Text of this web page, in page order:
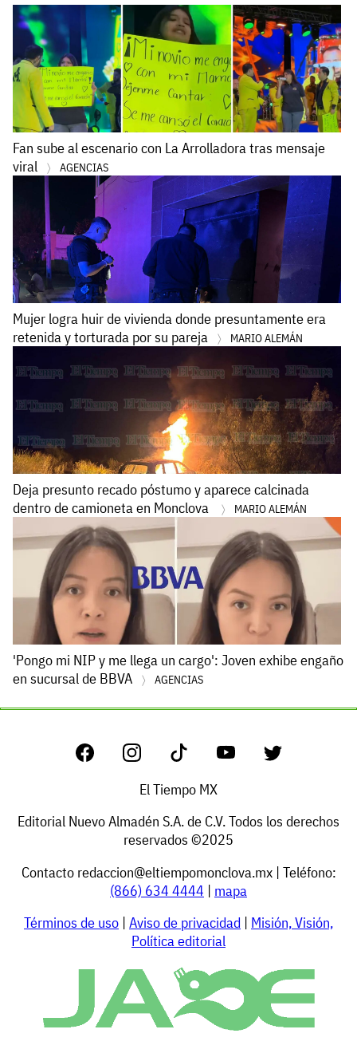
Fan sube al escenario con La Arrolladora tras mensaje
viral
AGENCIAS
Mujer logra huir de vivienda donde presuntamente era
retenida y torturada por su pareja
MARIO ALEMÁN
Deja presunto recado póstumo y aparece calcinada
dentro de camioneta en Monclova
MARIO ALEMÁN
'Pongo mi NIP y me llega un cargo': Joven exhibe engaño
en sucursal de BBVA
AGENCIAS
El Tiempo MX
Editorial Nuevo Almadén S.A. de C.V. Todos los derechos
reservados ©2025
Contacto redaccion@eltiempomonclova.mx| Teléfono:
(866) 634 4444 | mapa
Términos de uso | Aviso de privacidad | Misión, Visión,
Política editorial